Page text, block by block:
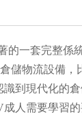
一套完整係
儲物流設備，
到現代化的
人需要學習的